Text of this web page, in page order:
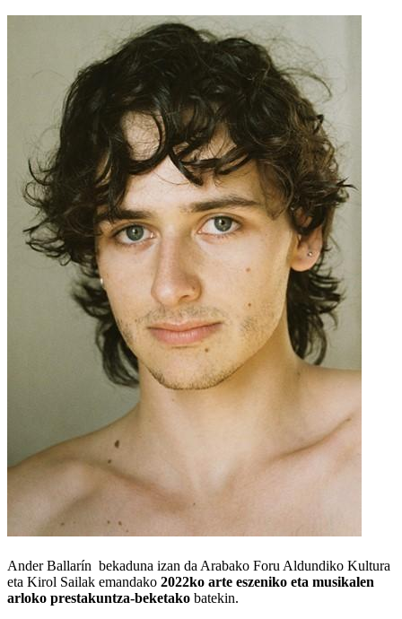
Ander Ballarín bekaduna izan da Arabako Foru Aldundiko Kultura
eta Kirol Sailak emandako 2022ko arte eszeniko eta musikalen
arloko prestakuntza-beketako batekin.